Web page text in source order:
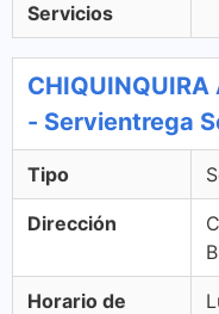
Servicios
CHIQUINQUIRA
- Servientrega
Tipo
Dirección
Horario de